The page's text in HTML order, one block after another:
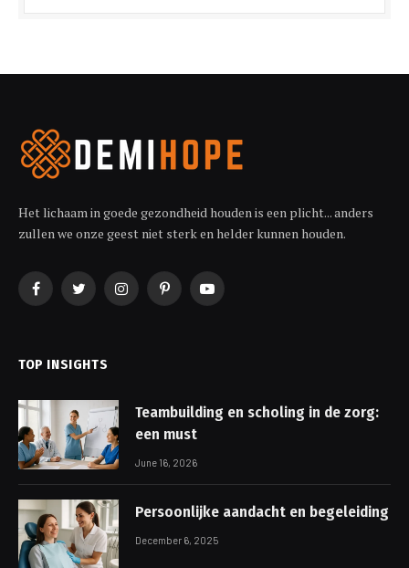
Het lichaam in goede gezondheid houden is een plicht... anders
zullen we onze geest niet sterk en helder kunnen houden.
FacebookTwitterInstagramPinterestYouTube
TOP INSIGHTS
Teambuilding en scholing in de zorg:
een must
June 16, 2026
Persoonlijke aandacht en begeleiding
December 6, 2025